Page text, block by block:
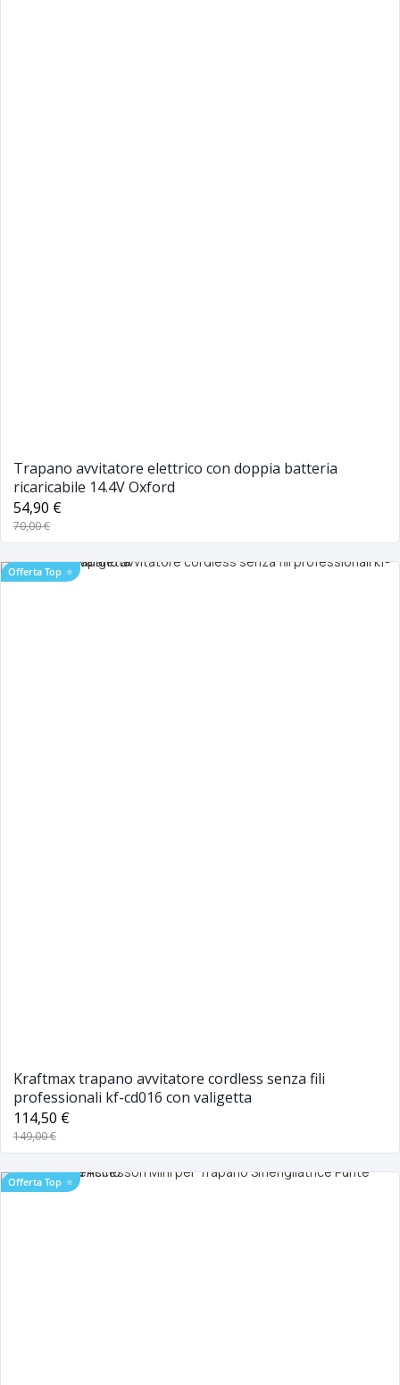
Trapano avvitatore elettrico con doppia batteria
ricaricabile 14.4V Oxford
54,90 €
70,00 €
Offerta Top ⭐
Kraftmax trapano avvitatore cordless senza fili
professionali kf-cd016 con valigetta
114,50 €
149,00 €
Offerta Top ⭐